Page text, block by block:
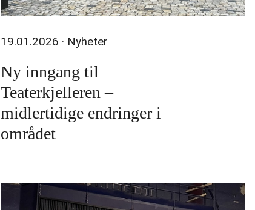
19.01.2026 · Nyheter
Ny inngang til
Teaterkjelleren –
midlertidige endringer i
området